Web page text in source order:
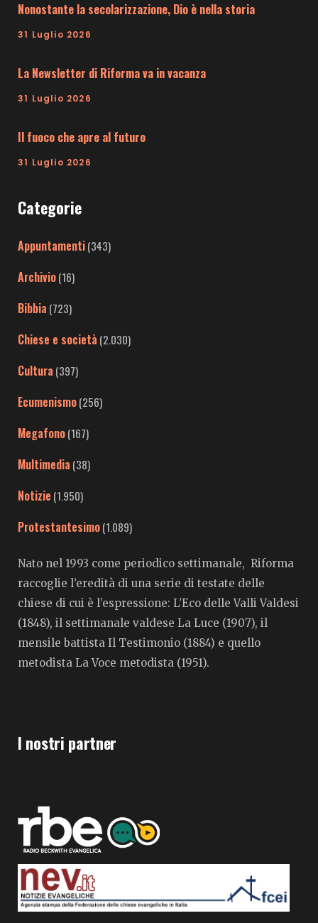
Nonostante la secolarizzazione, Dio è nella storia
31 Luglio 2026
La Newsletter di Riforma va in vacanza
31 Luglio 2026
Il fuoco che apre al futuro
31 Luglio 2026
Categorie
Appuntamenti(343)
Archivio(16)
Bibbia (723)
Chiese e società (2.030)
Cultura (397)
Ecumenismo(256)
Megafono(167)
Multimedia (38)
Notizie (1.950)
Protestantesimo(1.089)
Nato nel 1993 come periodico settimanale, Riforma
raccoglie l’eredità di una serie di testate delle
chiese di cui è l’espressione: L’Eco delle Valli Valdesi
(1848), il settimanale valdese La Luce (1907), il
mensile battista Il Testimonio (1884) e quello
metodista La Voce metodista (1951).
I nostri partner